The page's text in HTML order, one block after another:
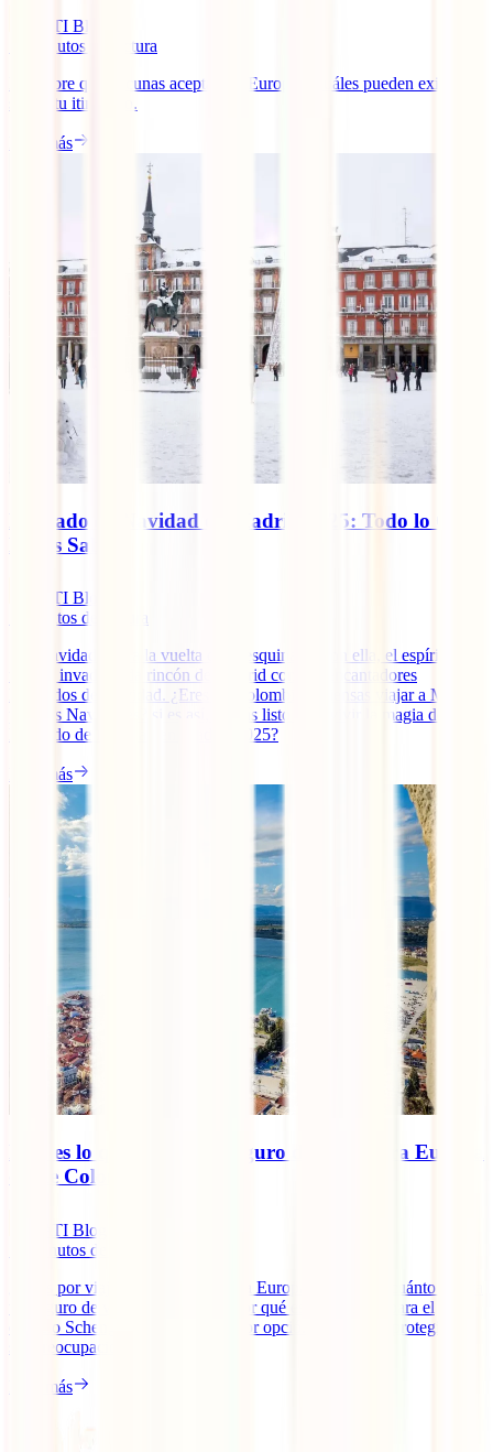
IATI Blog
minutos de lectura
Descubre qué vacunas aceptan en Europa y cuáles pueden exigirte
según tu itinerario.
Leer más
Mercado de Navidad en Madrid 2025: Todo lo Que
Debes Saber
IATI Blog
minutos de lectura
¡La Navidad está a la vuelta de la esquina! Y con ella, el espíritu
festivo invade cada rincón de Madrid con sus encantadores
Mercados de Navidad. ¿Eres de Colombia y piensas viajar a Madrid
para las Navidades? si es así, ¿Estás listo para vivir la magia del
Mercado de Navidad en Madrid 2025?
Leer más
Esto es lo que cuesta un seguro de viaje para Europa
desde Colombia
IATI Blog
minutos de lectura
¿Estás por viajar desde Colombia a Europa? Descubre cuánto cuesta
un seguro de viaje para Europa, por qué es obligatorio para el
espacio Schengen y cuál es la mejor opción para viajar protegido y
sin preocupaciones.
Leer más